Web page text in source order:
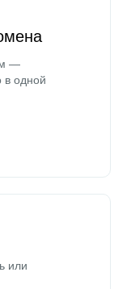
—
в одной
или